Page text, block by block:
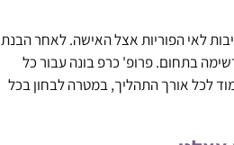
לאי הפוריות אצל האישה. לאחר הבנת
בתחום. פרופ' כרפ בונה עבור כל
לכל אורך התהליך, במטרה לבחון בכל